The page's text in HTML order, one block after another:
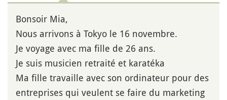
Bonsoir Mia,
Nous arrivons à Tokyo le 16 novembre.
Je voyage avec ma fille de 26 ans.
Je suis musicien retraité et karatéka
Ma fille travaille avec son ordinateur pour des
entreprises qui veulent se faire du marketing